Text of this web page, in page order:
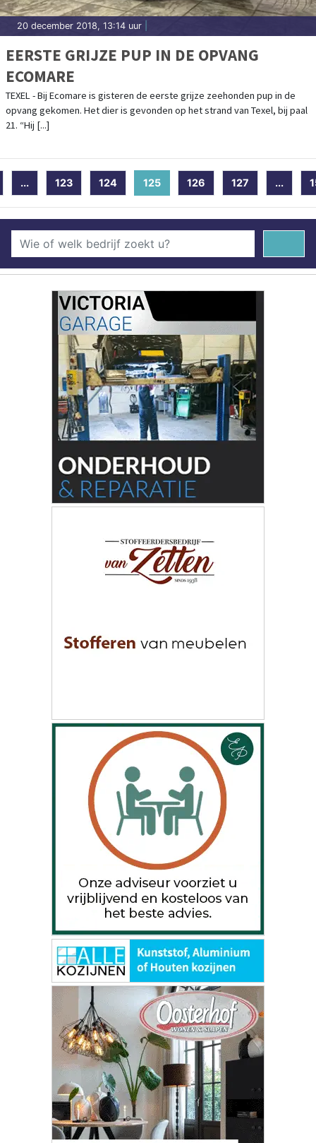
20 december 2018, 13:14 uur
EERSTE GRIJZE PUP IN DE OPVANG
ECOMARE
TEXEL - Bij Ecomare is gisteren de eerste grijze zeehonden pup in de
opvang gekomen. Het dier is gevonden op het strand van Texel, bij paal
21. “Hij [...]
... 123 124 125(current)
126 127 ...